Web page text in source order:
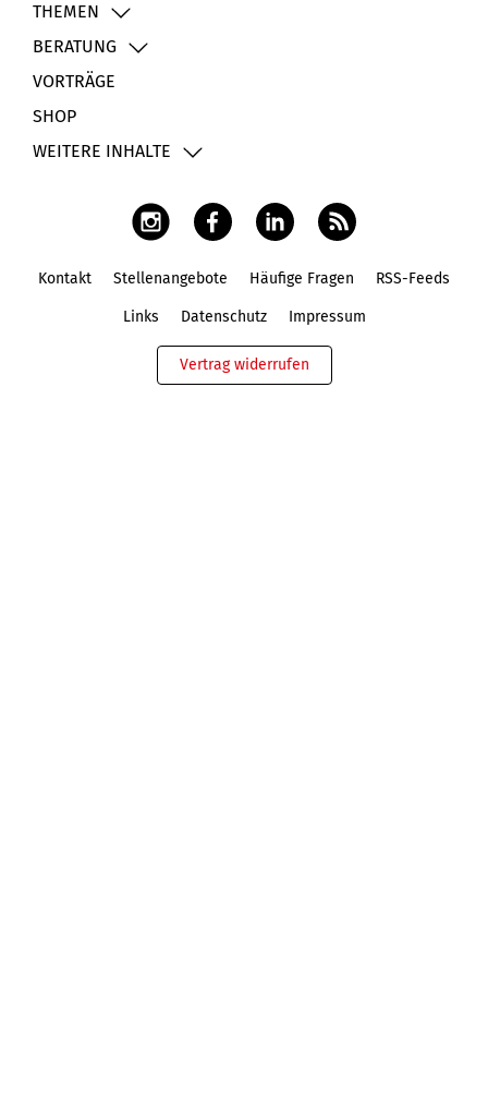
THEMEN
BERATUNG
VORTRÄGE
SHOP
WEITERE INHALTE
Kontakt Stellenangebote Häufige Fragen RSS-Feeds
Links Datenschutz Impressum
Vertrag widerrufen